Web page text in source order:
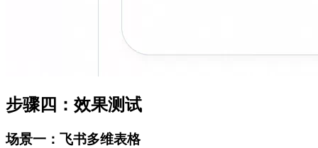
步骤四：效果测试
场景一：飞书多维表格